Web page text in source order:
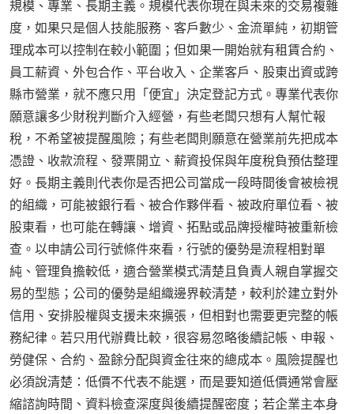
規模、專業、長期主義。規模代表你現在與未來的交易複雜
度，如果只是個人技能服務、客戶數少、金流單純，初期管
理成本可以控制在較小範圍；但如果一開始就有租賃合約、
員工薪資、外包合作、平台收入、企業客戶、股東出資或跨
縣市營業，就不應只用「便宜」決定登記方式。專業代表你
願意讓多少財稅判斷介入經營，有些老闆只想有人幫忙報
稅，不希望被提醒風險；有些老闆則願意在營業前先把成本
憑證、收款流程、發票開立、薪資投保與年度稅負預估整理
好。長期主義則代表你是否把公司當成一段時間後會被檢視
的組織，可能被銀行看、被合作夥伴看、被政府單位看、被
股東看，也可能在轉讓、增資、拓點或品牌授權時被重新檢
查。以申請公司行號條件來看，行號的優勢是流程相對單
純、管理負擔較低，適合營業模式清楚且負責人親自掌握交
易的型態；公司的優勢是組織邊界較清楚，較利於建立對外
信用、安排股權與支援未來擴張，但相對也需要更完整的帳
務紀律。若只用代辦費比較，很容易忽略後續記帳、申報、
勞健保、合約、盈餘分配與資金往來的總成本。風險提醒也
必須說清楚：低價不代表不能選，而是要知道低價通常會壓
縮諮詢時間、資料檢查深度與後續提醒密度；若企業主本身